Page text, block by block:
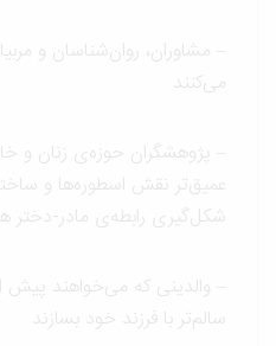
– مشاوران، روان‌شناسان و مربیانی
می‌کنند
– پژوهشگران حوزه‌ی زنان و
عمیق‌تر نقش اسطوره‌ها و
شکل‌گیری رابطه‌ی مادر-دختر هستند
– والدینی که می‌خواهند پیش از
سالم‌تر با فرزند خود بسازند